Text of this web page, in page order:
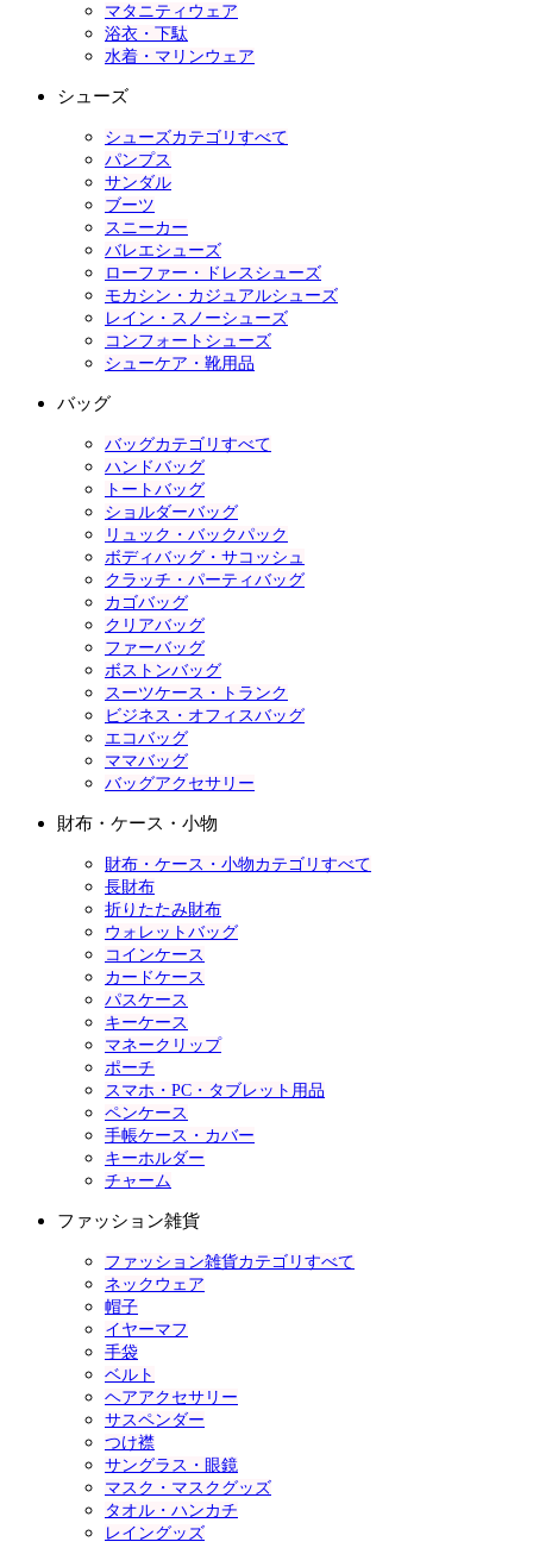
マタニティウェア
浴衣・下駄
水着・マリンウェア
シューズ
シューズカテゴリすべて
パンプス
サンダル
ブーツ
スニーカー
バレエシューズ
ローファー・ドレスシューズ
モカシン・カジュアルシューズ
レイン・スノーシューズ
コンフォートシューズ
シューケア・靴用品
バッグ
バッグカテゴリすべて
ハンドバッグ
トートバッグ
ショルダーバッグ
リュック・バックパック
ボディバッグ・サコッシュ
クラッチ・パーティバッグ
カゴバッグ
クリアバッグ
ファーバッグ
ボストンバッグ
スーツケース・トランク
ビジネス・オフィスバッグ
エコバッグ
ママバッグ
バッグアクセサリー
財布・ケース・小物
財布・ケース・小物カテゴリすべて
長財布
折りたたみ財布
ウォレットバッグ
コインケース
カードケース
パスケース
キーケース
マネークリップ
ポーチ
スマホ・PC・タブレット用品
ペンケース
手帳ケース・カバー
キーホルダー
チャーム
ファッション雑貨
ファッション雑貨カテゴリすべて
ネックウェア
帽子
イヤーマフ
手袋
ベルト
ヘアアクセサリー
サスペンダー
つけ襟
サングラス・眼鏡
マスク・マスクグッズ
タオル・ハンカチ
レイングッズ